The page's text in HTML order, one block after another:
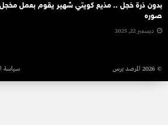
بدون ذرة خجل .. مذيع كويتي شهير يقوم بعمل
صوره
ديسمبر 22, 2025
© 2026 المرصد برس سياسة